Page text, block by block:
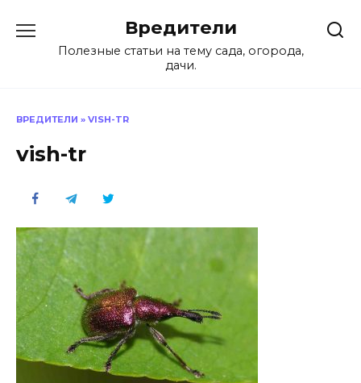
содержанию
Вредители
Полезные статьи на тему сада, огорода,
дачи.
ВРЕДИТЕЛИ » VISH-TR
vish-tr